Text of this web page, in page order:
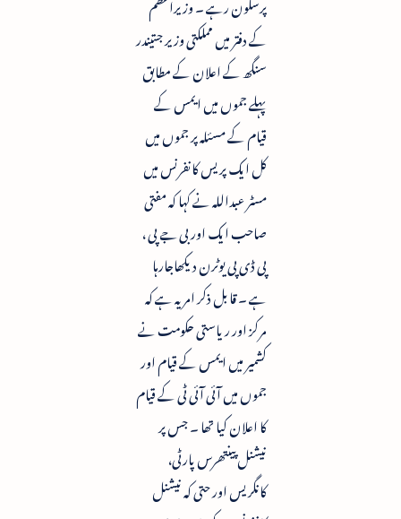
کے دفتر میں مملکتی وزیر جتیندر
سنگھ کے اعلان کے مطابق
پہلے جموں میں ایمس کے
قیام کے مسئلہ پر جموں میں
کل ایک پریس کانفرنس میں
مسٹر عبداللہ نے کہا کہ مفتی
صاحب ایک اور بی جے پی ،
پی ڈی پی یوٹرن دیکھاجارہا
ہے ۔ قابل ذکر امر یہ ہے کہ
مرکز اور ریاستی حکومت نے
کشمیر میں ایمس کے قیام اور
جموں میں آئی آئی ٹی کے قیام
کا اعلان کیا تھا ۔ جس پر
نیشنل پینتھرس پارٹی،
کانگریس اور حتی کہ نیشنل